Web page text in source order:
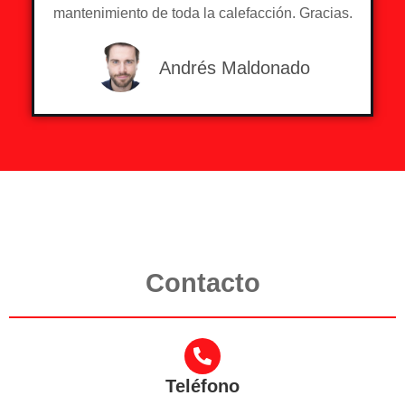
mantenimiento de toda la calefacción. Gracias.
Andrés Maldonado
Contacto
Teléfono